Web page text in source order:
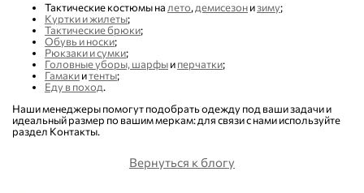
Тактические костюмы на лето, демисезонизиму;
Куртки и жилеты;
Тактические брюки;
Обувь и носки;
Рюкзаки и сумки;
Головные уборы, шарфыиперчатки;
Гамакиитенты;
Еду в поход.
Наши менеджеры помогут подобрать одежду под ваши задачи и
идеальный размер по вашим меркам: для связи с нами используйте
раздел Контакты.
Вернуться к блогу